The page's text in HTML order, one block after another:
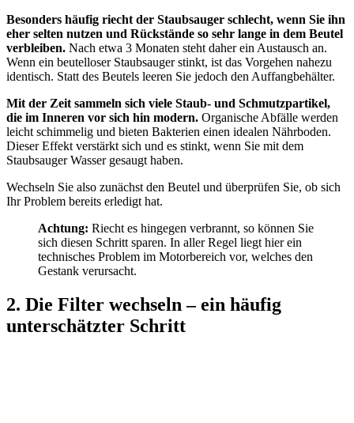
Besonders häufig riecht der Staubsauger schlecht, wenn Sie ihn
eher selten nutzen und Rückstände so sehr lange in dem Beutel
verbleiben. Nach etwa 3 Monaten steht daher ein Austausch an.
Wenn ein beutelloser Staubsauger stinkt, ist das Vorgehen nahezu
identisch. Statt des Beutels leeren Sie jedoch den Auffangbehälter.
Mit der Zeit sammeln sich viele Staub- und Schmutzpartikel,
die im Inneren vor sich hin modern. Organische Abfälle werden
leicht schimmelig und bieten Bakterien einen idealen Nährboden.
Dieser Effekt verstärkt sich und es stinkt, wenn Sie mit dem
Staubsauger Wasser gesaugt haben.
Wechseln Sie also zunächst den Beutel und überprüfen Sie, ob sich
Ihr Problem bereits erledigt hat.
Achtung: Riecht es hingegen verbrannt, so können Sie
sich diesen Schritt sparen. In aller Regel liegt hier ein
technisches Problem im Motorbereich vor, welches den
Gestank verursacht.
2. Die Filter wechseln – ein häufig
unterschätzter Schritt